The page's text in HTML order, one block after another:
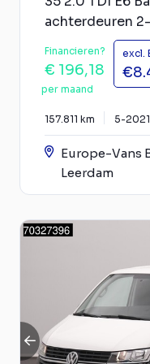
achterdeuren
Financieren?
€ 196,18
per maand
excl.
157.811 km 5-2021
Europe-Vans
Leerdam